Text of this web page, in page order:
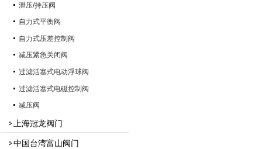
泄压/持压阀
自力式平衡阀
自力式压差控制阀
减压紧急关闭阀
过滤活塞式电动浮球阀
过滤活塞式电磁控制阀
减压阀
上海冠龙阀门
中国台湾富山阀门